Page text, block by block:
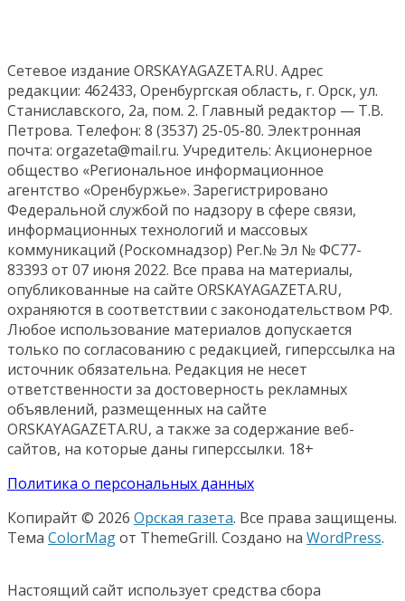
Сетевое издание ORSKAYAGAZETA.RU. Адрес
редакции: 462433, Оренбургская область, г. Орск, ул.
Станиславского, 2а, пом. 2. Главный редактор — Т.В.
Петрова. Телефон: 8 (3537) 25-05-80. Электронная
почта: orgazeta@mail.ru. Учредитель: Акционерное
общество «Региональное информационное
агентство «Оренбуржье». Зарегистрировано
Федеральной службой по надзору в сфере связи,
информационных технологий и массовых
коммуникаций (Роскомнадзор) Рег.№ Эл № ФС77-
83393 от 07 июня 2022. Все права на материалы,
опубликованные на сайте ORSKAYAGAZETA.RU,
охраняются в соответствии с законодательством РФ.
Любое использование материалов допускается
только по согласованию с редакцией, гиперссылка на
источник обязательна. Редакция не несет
ответственности за достоверность рекламных
объявлений, размещенных на сайте
ORSKAYAGAZETA.RU, а также за содержание веб-
сайтов, на которые даны гиперссылки. 18+
Политика о персональных данных
Копирайт © 2026 Орская газета. Все права защищены.
Тема ColorMagот ThemeGrill. Создано на WordPress.
Настоящий сайт использует средства сбора